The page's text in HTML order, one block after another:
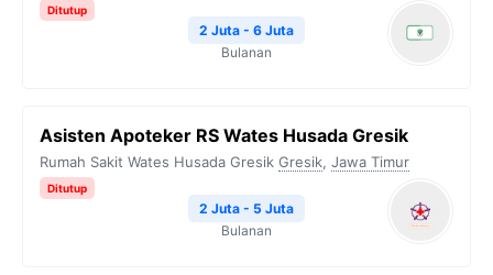
Ditutup
2 Juta - 6 Juta
Bulanan
Asisten Apoteker RS Wates Husada Gresik
Rumah Sakit Wates Husada Gresik Gresik, Jawa Timur
Ditutup
2 Juta - 5 Juta
Bulanan